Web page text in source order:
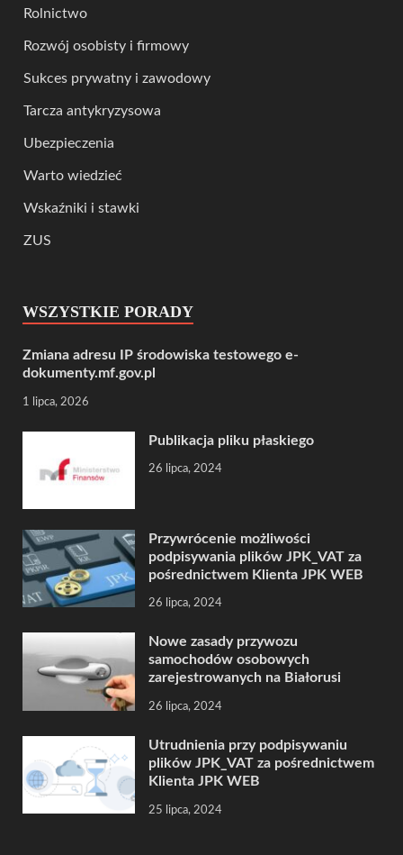
Rolnictwo
Rozwój osobisty i firmowy
Sukces prywatny i zawodowy
Tarcza antykryzysowa
Ubezpieczenia
Warto wiedzieć
Wskaźniki i stawki
ZUS
WSZYSTKIE PORADY
Zmiana adresu IP środowiska testowego e-
dokumenty.mf.gov.pl
1 lipca, 2026
Publikacja pliku płaskiego
26 lipca, 2024
Przywrócenie możliwości
podpisywania plików JPK_VAT za
pośrednictwem Klienta JPK WEB
26 lipca, 2024
Nowe zasady przywozu
samochodów osobowych
zarejestrowanych na Białorusi
26 lipca, 2024
Utrudnienia przy podpisywaniu
plików JPK_VAT za pośrednictwem
Klienta JPK WEB
25 lipca, 2024